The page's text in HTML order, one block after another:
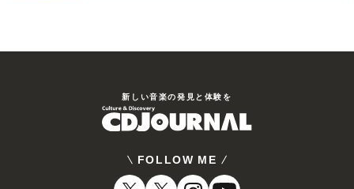
新しい⾳楽の発⾒と体験を
FOLLOW ME